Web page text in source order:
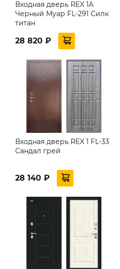
Входная дверь REX 1A
Черный Муар FL-291 Силк
титан
28 820 ₽
Входная дверь REX 1 FL-33
Сандал грей
28 140 ₽